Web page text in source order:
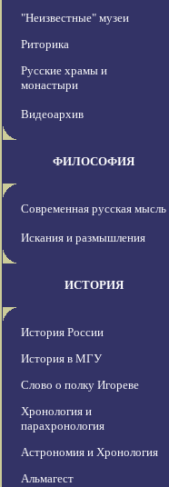
"Неизвестные" музеи
Риторика
Русские храмы и
монастыри
Видеоархив
ФИЛОСОФИЯ
Современная русская мысль
Искания и размышления
ИСТОРИЯ
История России
История в МГУ
Слово о полку Игореве
Хронология и
парахронология
Астрономия и Хронология
Альмагест